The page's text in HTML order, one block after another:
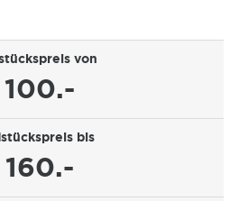
von
100.-
bis
160.-